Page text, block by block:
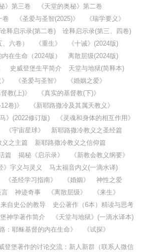
》第三卷
《天堂的奥秘》第二卷
卷
《圣爱与圣智(2025)》
《瑞学要义》
诠释启示录(第二卷)
诠释启示录(第三、四卷)
六卷）
《重生》
《十诫》(2024版)
在生命（2024版）
离散层级(2024版)
史威登堡生平简介
天堂与地狱(简释本)
《圣爱与圣智》
《婚姻之爱》
教(上)》
《真实的基督教(下)》
卷)》
《新耶路撒冷及其属天教义》
马》(2022修订版)
《灵魂和身体的相互作用》
《宇宙星球》
新耶路撒冷教义之圣经篇
义之主篇
新耶路撒冷教义之信仰篇
篇
揭秘《启示录》
《新教会教义纲要》
》字义与灵义
马太福音内义(一滴水译)
《圣经学习指南》 《婚姻》
神性之爱
言 神迹奇事 《离散层级》
《来生》
来自史公的教导
史公著作（6本）精读与思考
神学著作简介
《天堂与地狱》(一滴水译本)
路：耶稣基督的内在生命》 《试探》
堡著作的讨论交流：新人新群（联系人微信